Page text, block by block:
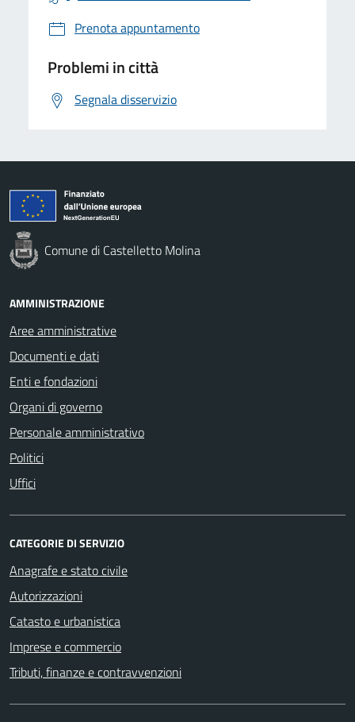
Prenota appuntamento
Problemi in città
Segnala disservizio
Comune di Castelletto Molina
AMMINISTRAZIONE
Aree amministrative
Documenti e dati
Enti e fondazioni
Organi di governo
Personale amministrativo
Politici
Uffici
CATEGORIE DI SERVIZIO
Anagrafe e stato civile
Autorizzazioni
Catasto e urbanistica
Imprese e commercio
Tributi, finanze e contravvenzioni